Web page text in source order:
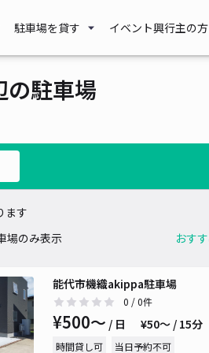
駐車場を貸す イベント興行主の方
の駐車場
ます
場のみ表示
能代市機織akippa駐車場
0 / 0件
¥500〜 / 日 ¥50〜 / 15分
時間貸し可 当日予約不可